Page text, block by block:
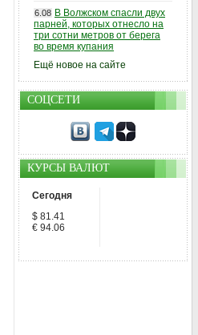
6.08 В Волжском спасли двух
парней, которых отнесло на
три сотни метров от берега
во время купания
Ещё новое на сайте
СОЦСЕТИ
КУРСЫ ВАЛЮТ
Сегодня
$ 81.41
€ 94.06